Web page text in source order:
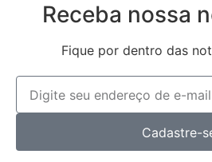
Receba nossa
Fique por dentro das
Cadastre-